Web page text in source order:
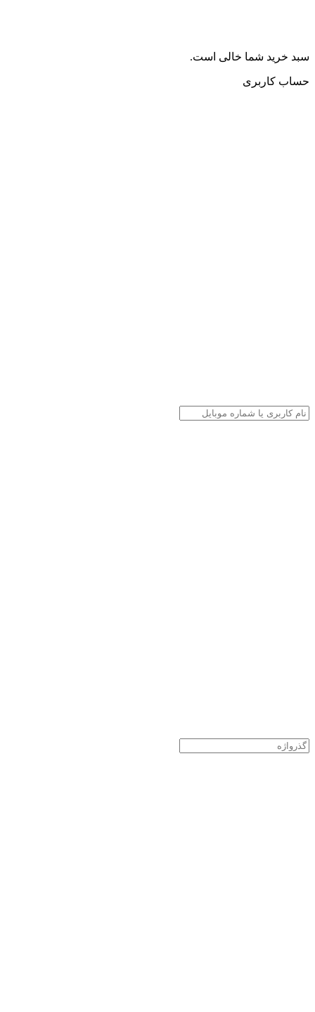
سبد خرید شما خالی است.
حساب کاربری